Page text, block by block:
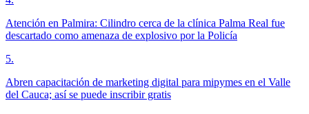
Atención en Palmira: Cilindro cerca de la clínica Palma Real fue
descartado como amenaza de explosivo por la Policía
5.
Abren capacitación de marketing digital para mipymes en el Valle
del Cauca; así se puede inscribir gratis